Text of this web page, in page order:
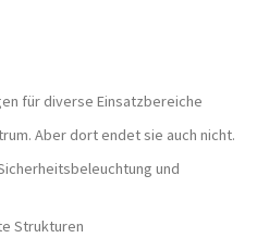
für diverse Einsatzbereiche
Aber dort endet sie auch nicht.
und
Strukturen